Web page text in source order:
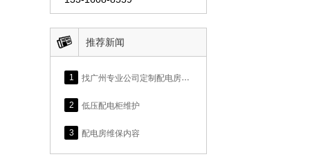
 推荐新闻
1 找广州专业公司定制配电房维护服务，涉及具体维护内容参考本文
2 低压配电柜维护
3 配电房维保内容